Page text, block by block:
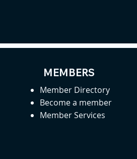
MEMBERS
Member Directory
Become a member
Member Services